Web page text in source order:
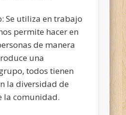
Se utiliza en trabajo
permite hacer en
de manera
una
todos tienen
la diversidad de
la comunidad.